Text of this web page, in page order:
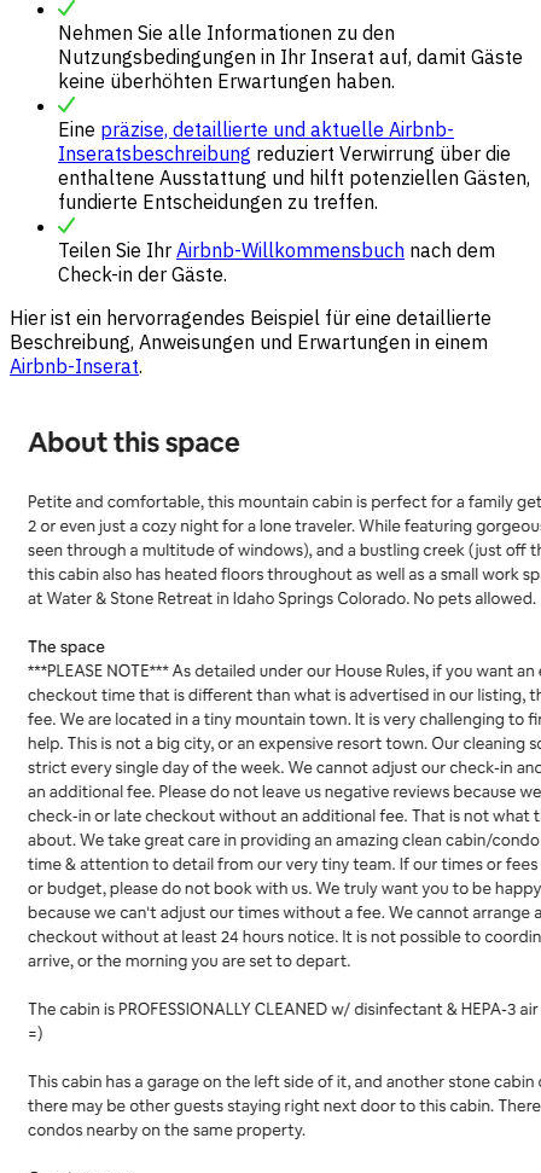
Nehmen Sie alle Informationen zu den
Nutzungsbedingungen in Ihr Inserat auf, damit Gäste
keine überhöhten Erwartungen haben.
Eine präzise, detaillierte und aktuelle Airbnb-
Inseratsbeschreibung reduziert Verwirrung über die
enthaltene Ausstattung und hilft potenziellen Gästen,
fundierte Entscheidungen zu treffen.
Teilen Sie Ihr Airbnb-Willkommensbuch nach dem
Check-in der Gäste.
Hier ist ein hervorragendes Beispiel für eine detaillierte
Beschreibung, Anweisungen und Erwartungen in einem
Airbnb-Inserat.